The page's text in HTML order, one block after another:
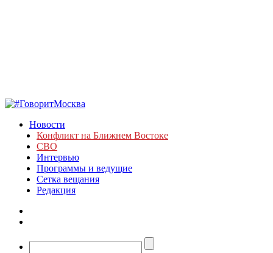
Новости
Конфликт на Ближнем Востоке
СВО
Интервью
Программы и ведущие
Сетка вещания
Редакция